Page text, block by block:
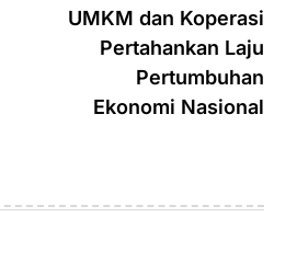
UMKM dan Koperasi
Pertahankan Laju
Pertumbuhan
Ekonomi Nasional